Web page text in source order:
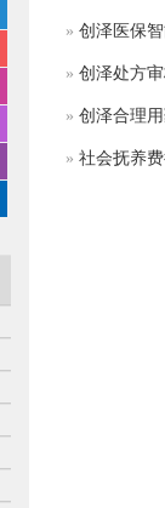
» 创泽医保
» 创泽处方
» 创泽合理
» 社会抚养